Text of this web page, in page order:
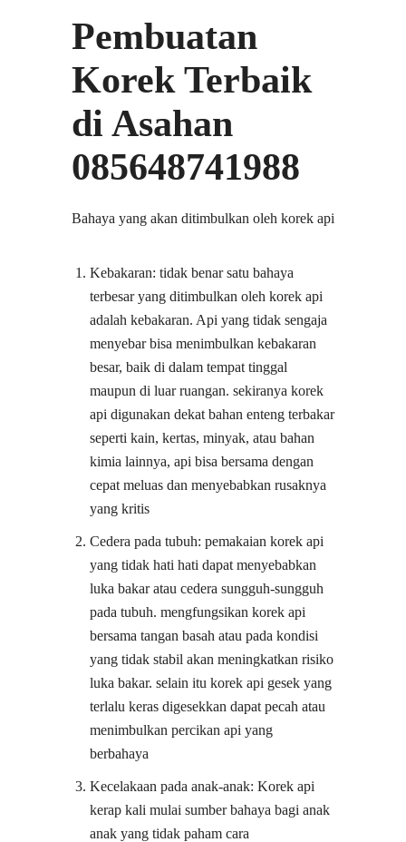
Pembuatan
Korek Terbaik
di Asahan
085648741988
Bahaya yang akan ditimbulkan oleh korek api
Kebakaran: tidak benar satu bahaya
terbesar yang ditimbulkan oleh korek api
adalah kebakaran. Api yang tidak sengaja
menyebar bisa menimbulkan kebakaran
besar, baik di dalam tempat tinggal
maupun di luar ruangan. sekiranya korek
api digunakan dekat bahan enteng terbakar
seperti kain, kertas, minyak, atau bahan
kimia lainnya, api bisa bersama dengan
cepat meluas dan menyebabkan rusaknya
yang kritis
Cedera pada tubuh: pemakaian korek api
yang tidak hati hati dapat menyebabkan
luka bakar atau cedera sungguh-sungguh
pada tubuh. mengfungsikan korek api
bersama tangan basah atau pada kondisi
yang tidak stabil akan meningkatkan risiko
luka bakar. selain itu korek api gesek yang
terlalu keras digesekkan dapat pecah atau
menimbulkan percikan api yang
berbahaya
Kecelakaan pada anak-anak: Korek api
kerap kali mulai sumber bahaya bagi anak
anak yang tidak paham cara